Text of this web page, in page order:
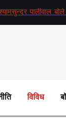
पालीवाल
विविध